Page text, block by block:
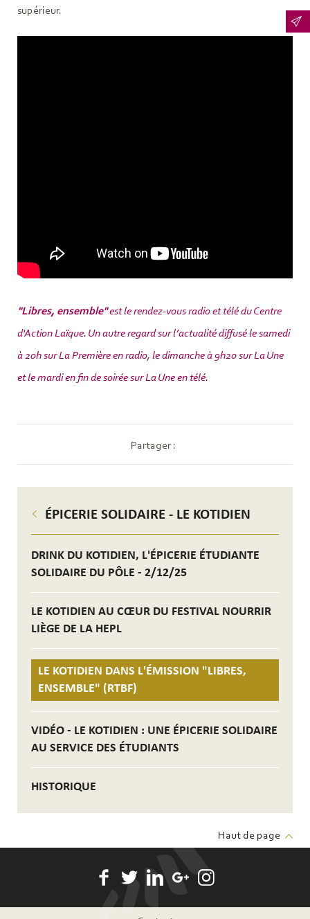
ÉPICERIE SOLIDAIRE - LE KOTIDIEN
DRINK DU KOTIDIEN, L'ÉPICERIE ÉTUDIANTE
SOLIDAIRE DU PÔLE - 2/12/25
LE KOTIDIEN AU CŒUR DU FESTIVAL NOURRIR
LIÈGE DE LA HEPL
LE KOTIDIEN DANS L'ÉMISSION "LIBRES,
ENSEMBLE" (RTBF)
VIDÉO - LE KOTIDIEN : UNE ÉPICERIE SOLIDAIRE
AU SERVICE DES ÉTUDIANTS
HISTORIQUE
supérieur.
"Libres, ensemble"est le rendez-vous radio et télé du Centre
d'Action Laïque. Un autre regard sur l’actualité diffusé le samedi
à 20h sur La Première en radio, le dimanche à 9h20 sur La Une
et le mardi en fin de soirée sur La Une en télé.
Partager :
Haut de page